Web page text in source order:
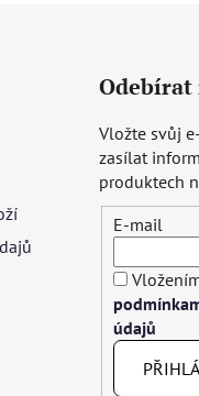
Vložte svůj
zasílat
produktech
E-mail
údajů